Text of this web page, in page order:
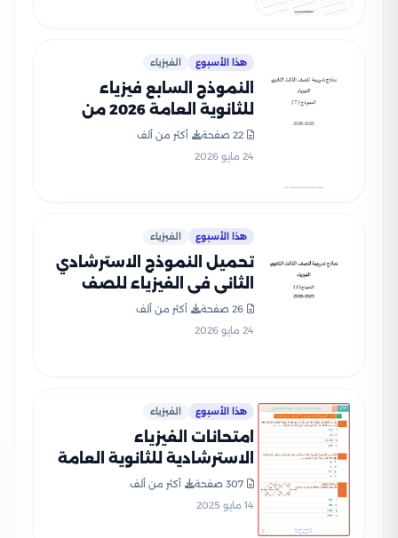
هذا الأسبوع الفيزياء
النموذج السابع فيزياء
للثانوية العامة 2026 من
نماذج وزارة التعليم
الاسترشادية
22 صفحة
أكثر من ألف
24 مايو 2026
هذا الأسبوع الفيزياء
تحميل النموذج الاسترشادي
الثاني في الفيزياء للصف
الثالث الثانوي 2026
26 صفحة
أكثر من ألف
24 مايو 2026
هذا الأسبوع الفيزياء
امتحانات الفيزياء
الاسترشادية للثانوية العامة
2025 من وزارة التعليم بصيغة
PDF
307 صفحة
أكثر من ألف
14 مايو 2025